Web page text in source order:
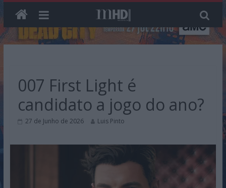
007 First Light é
candidato a jogo do ano?
27 de Junho de 2026 Luis Pinto